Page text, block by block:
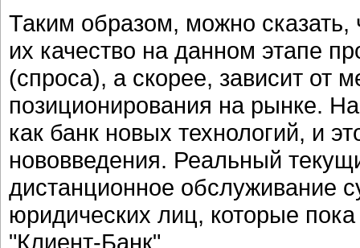
Таким образом, можно сказать,
их качество на данном этапе
(спроса), а скорее, зависит от
позиционирования на рынке.
как банк новых технологий, и
нововведения. Реальный
дистанционное обслуживание
юридических лиц, которые
"Клиент-Банк".